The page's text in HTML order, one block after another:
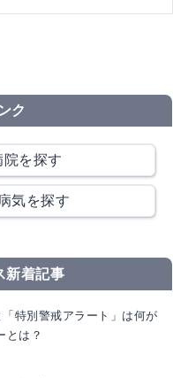
ク
を探す
気を探す
新着記事
特別警戒アラート」は何が
とは？